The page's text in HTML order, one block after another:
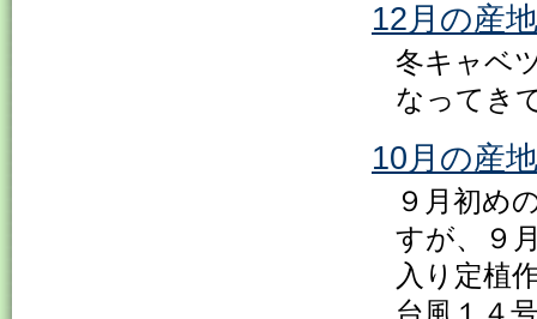
12月の産
冬キャベ
なってき
10月の産
９月初め
すが、９
入り定植
台風１４